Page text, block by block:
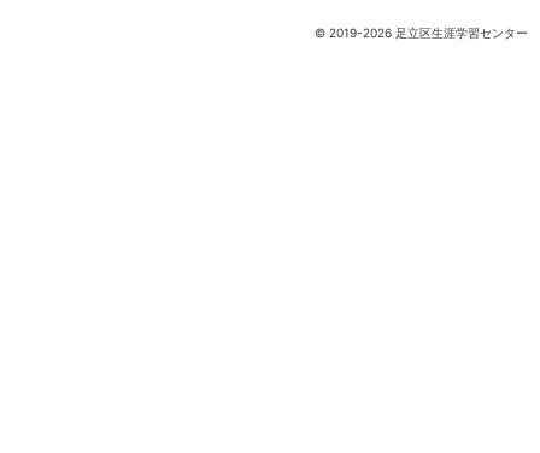
© 2019-2026 足立区生涯学習センター